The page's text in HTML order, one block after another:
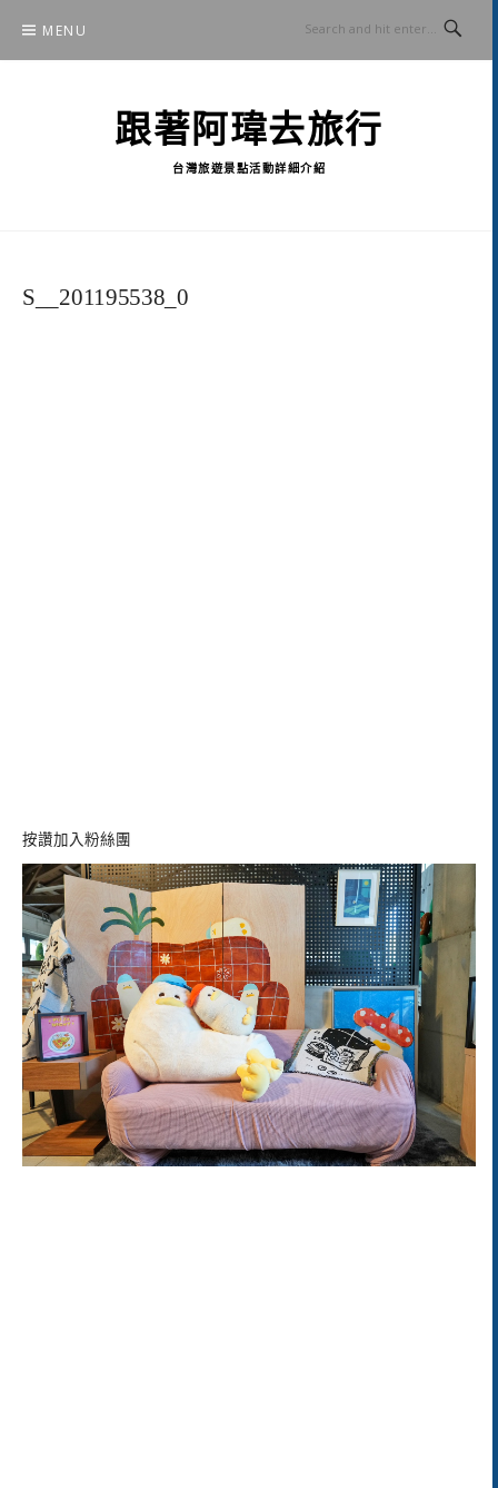
content
MENU
跟著阿瑋去旅行
台灣旅遊景點活動詳細介紹
S__201195538_0
按讚加入粉絲團